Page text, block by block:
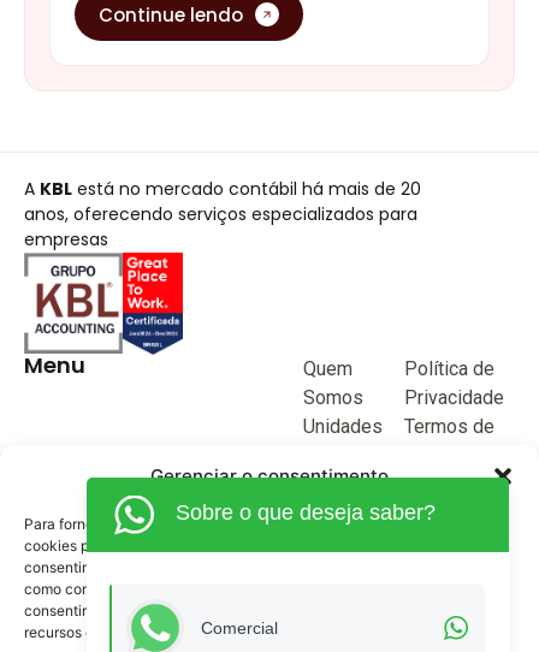
Gerenciar o consentimento
Para fornecer as melhores experiências, usamos tecnologias como
cookies para armazenar e/ou acessar informações do dispositivo. O
consentimento para essas tecnologias nos permitirá processar dados
como comportamento de navegação ou IDs exclusivos neste site. Não
consentir ou retirar o consentimento pode afetar negativamente certos
recursos e funções.
Continue lendo
A KBL está no mercado contábil há mais de 20
anos, oferecendo serviços especializados para
empresas
Menu
Quem
Somos
Unidades
Blog
Junte-se a
Política de
Privacidade
Termos de
(62) 3515-1280
Sobre o que deseja saber?
Comercial